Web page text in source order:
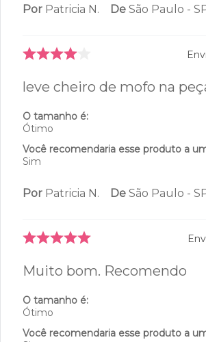
Por Patricia N. De São Paulo -
leve cheiro de mofo na
O tamanho é:
Ótimo
Você recomendaria esse produto a
Sim
Por Patricia N. De São Paulo -
Muito bom. Recomendo
O tamanho é:
Ótimo
Você recomendaria esse produto a